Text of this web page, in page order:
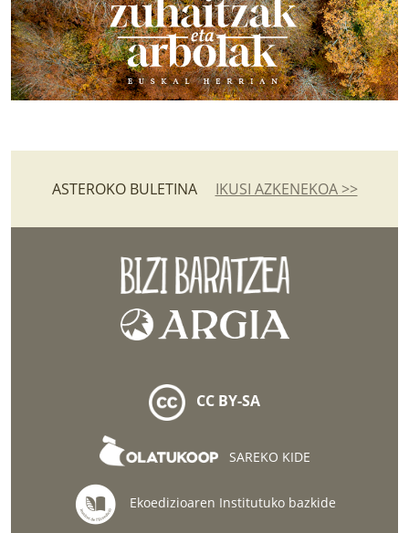
ASTEROKO BULETINA IKUSI AZKENEKOA >>
CC BY-SA
SAREKO KIDE
Ekoedizioaren Institutuko bazkide